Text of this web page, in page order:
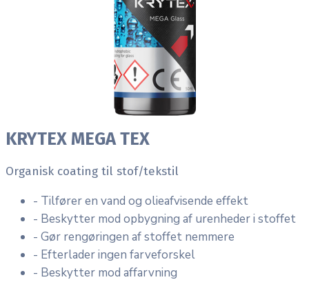
KRYTEX MEGA TEX
Organisk coating til stof/tekstil
- Tilfører en vand og olieafvisende effekt
- Beskytter mod opbygning af urenheder i stoffet
- Gør rengøringen af stoffet nemmere
- Efterlader ingen farveforskel
- Beskytter mod affarvning